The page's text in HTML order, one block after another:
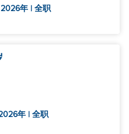
年 | 全职
年 | 全职